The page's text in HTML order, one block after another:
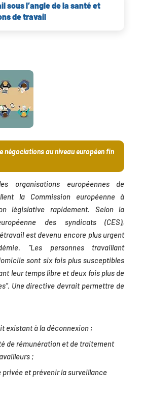
sous l’angle de la santé et
de travail
négociations au niveau européen fin
organisations européennes de
la Commission européenne à
législative rapidement. Selon la
des syndicats (CES),
est devenu encore plus urgent
“Les personnes travaillant
sont six fois plus susceptibles
leur temps libre et deux fois plus de
Une directive devrait permettre de
existant à la déconnexion ;
de rémunération et de traitement
;
privée et prévenir la surveillance